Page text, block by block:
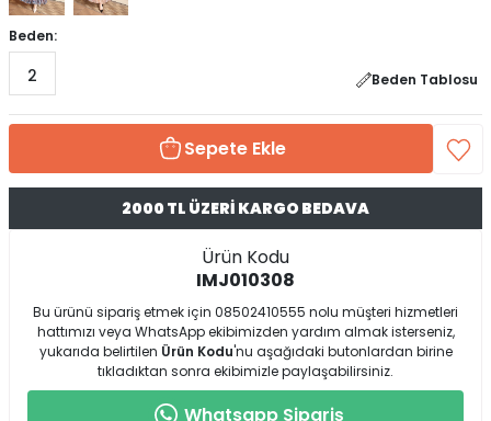
Beden:
2 Beden Tablosu
Sepete Ekle
2000 TL ÜZERİ KARGO BEDAVA
Ürün Kodu
IMJ010308
Bu ürünü sipariş etmek için 08502410555 nolu müşteri hizmetleri
hattımızı veya WhatsApp ekibimizden yardım almak isterseniz,
yukarıda belirtilen Ürün Kodu'nu aşağıdaki butonlardan birine
tıkladıktan sonra ekibimizle paylaşabilirsiniz.
Whatsapp Sipariş